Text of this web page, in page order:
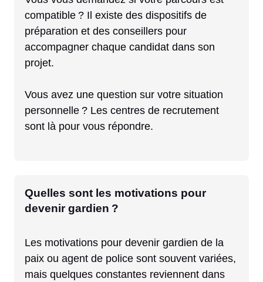
compatible ? Il existe des dispositifs de
préparation et des conseillers pour
accompagner chaque candidat dans son
projet.
Vous avez une question sur votre situation
personnelle ? Les centres de recrutement
sont là pour vous répondre.
Quelles sont les motivations pour
devenir gardien ?
Les motivations pour devenir gardien de la
paix ou agent de police sont souvent variées,
mais quelques constantes reviennent dans